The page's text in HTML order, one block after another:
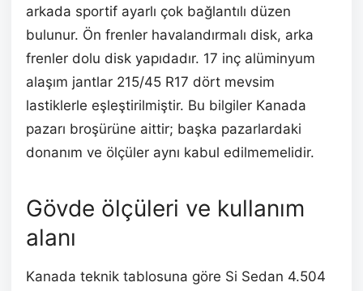
arkada sportif ayarlı çok bağlantılı düzen
bulunur. Ön frenler havalandırmalı disk, arka
frenler dolu disk yapıdadır. 17 inç alüminyum
alaşım jantlar 215/45 R17 dört mevsim
lastiklerle eşleştirilmiştir. Bu bilgiler Kanada
pazarı broşürüne aittir; başka pazarlardaki
donanım ve ölçüler aynı kabul edilmemelidir.
Gövde ölçüleri ve kullanım
alanı
Kanada teknik tablosuna göre Si Sedan 4.504